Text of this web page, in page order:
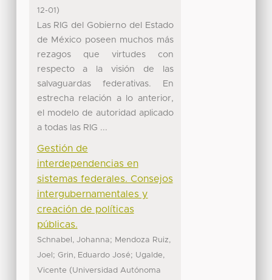
12-01 )
Las RIG del Gobierno del Estado
de México poseen muchos más
rezagos que virtudes con
respecto a la visión de las
salvaguardas federativas. En
estrecha relación a lo anterior,
el modelo de autoridad aplicado
a todas las RIG ...
Gestión de
interdependencias en
sistemas federales. Consejos
intergubernamentales y
creación de políticas
públicas.
Schnabel, Johanna; Mendoza Ruiz,
Joel ; Grin, Eduardo José; Ugalde,
Vicente (Universidad Autónoma